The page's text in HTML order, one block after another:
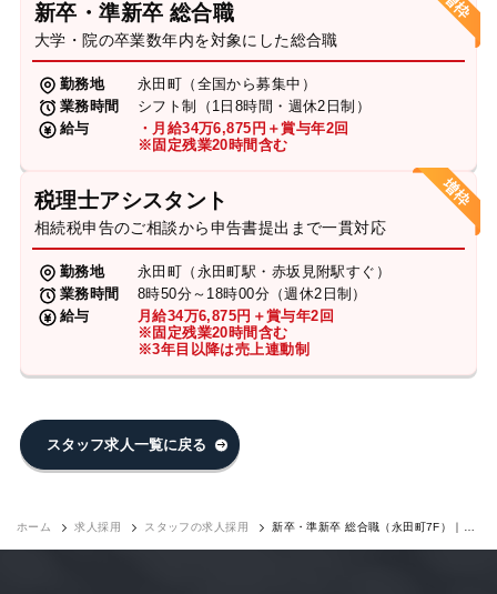
新卒・準新卒 総合職
大学・院の卒業数年内を対象にした総合職
勤務地
永田町（全国から募集中）
業務時間
シフト制（1日8時間・週休2日制）
給与
・月給34万6,875円＋賞与年2回
※固定残業20時間含む
税理士アシスタント
相続税申告のご相談から申告書提出まで一貫対応
勤務地
永田町（永田町駅・赤坂見附駅すぐ）
業務時間
8時50分～18時00分（週休2日制）
給与
月給34万6,875円＋賞与年2回
※固定残業20時間含む
※3年目以降は売上連動制
スタッフ求人一覧に戻る
ホーム 求人採用 スタッフの求人採用
新卒・準新卒 総合職（永田町7F）｜求